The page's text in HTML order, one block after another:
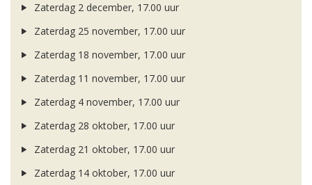
Zaterdag 2 december, 17.00 uur
Zaterdag 25 november, 17.00 uur
Zaterdag 18 november, 17.00 uur
Zaterdag 11 november, 17.00 uur
Zaterdag 4 november, 17.00 uur
Zaterdag 28 oktober, 17.00 uur
Zaterdag 21 oktober, 17.00 uur
Zaterdag 14 oktober, 17.00 uur